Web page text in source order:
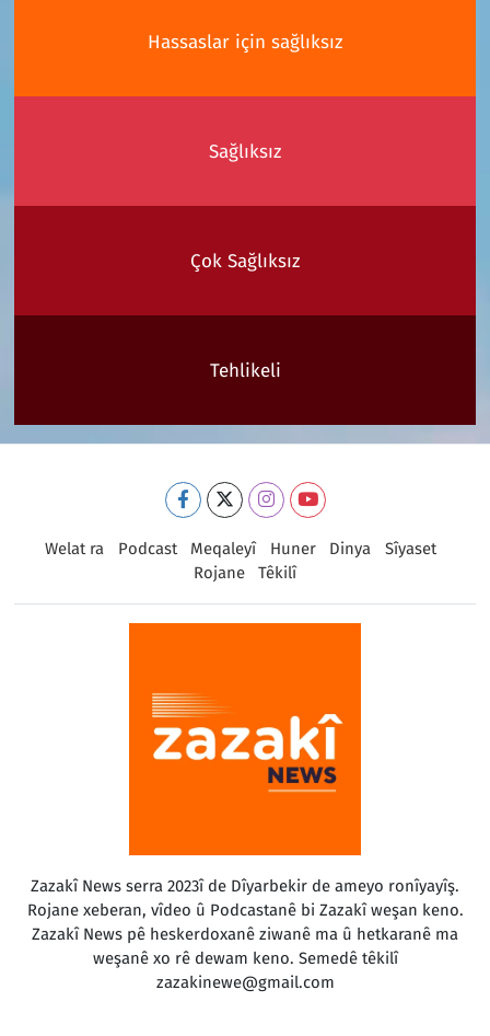
Hassaslar için sağlıksız
Sağlıksız
Çok Sağlıksız
Tehlikeli
Welat ra Podcast Meqaleyî Huner Dinya
Sîyaset
Rojane
Têkilî
Zazakî News serra 2023î de Dîyarbekir de ameyo ronîyayîş.
Rojane xeberan, vîdeo û Podcastanê bi Zazakî weşan keno.
Zazakî News pê heskerdoxanê ziwanê ma û hetkaranê ma
weşanê xo rê dewam keno. Semedê têkilî
zazakinewe@gmail.com